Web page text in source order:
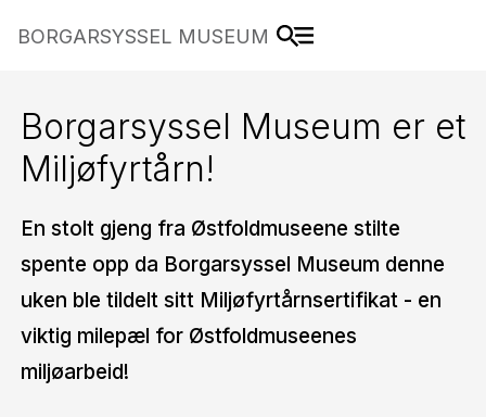
BORGARSYSSEL MUSEUM
Borgarsyssel Museum er et
Miljøfyrtårn!
En stolt gjeng fra Østfoldmuseene stilte
spente opp da Borgarsyssel Museum denne
uken ble tildelt sitt Miljøfyrtårnsertifikat - en
viktig milepæl for Østfoldmuseenes
miljøarbeid!